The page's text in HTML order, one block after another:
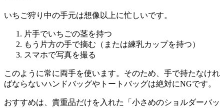
いちご狩り中の手元は想像以上に忙しいです。
片手でいちごの茎を持つ
もう片方の手で摘む（または練乳カップを持つ）
スマホで写真を撮る
このように常に両手を使います。そのため、手で持たなけれ
ばならないハンドバッグやトートバッグは絶対にNGです。
おすすめは、貴重品だけを入れた
「小さめのショルダーバッ